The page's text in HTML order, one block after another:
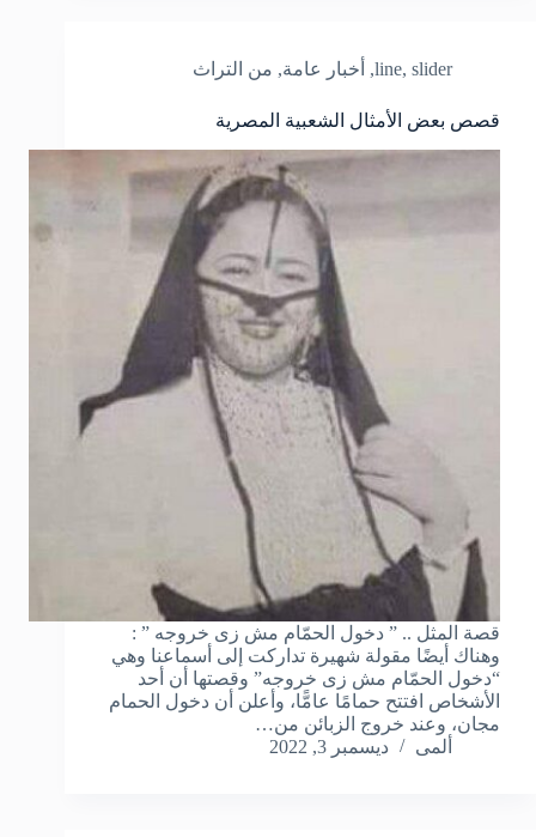
line, slider
, أخبار عامة, من التراث
قصص بعض الأمثال الشعبية المصرية
قصة المثل .. ” دخول الحمّام مش زى خروجه ” :
وهناك أيضًا مقولة شهيرة تداركت إلى أسماعنا وهي
“دخول الحمّام مش زى خروجه” وقصتها أن أحد
الأشخاص افتتح حمامًا عامًّا، وأعلن أن دخول الحمام
مجان، وعند خروج الزبائن من…
ألمى
ديسمبر 3, 2022